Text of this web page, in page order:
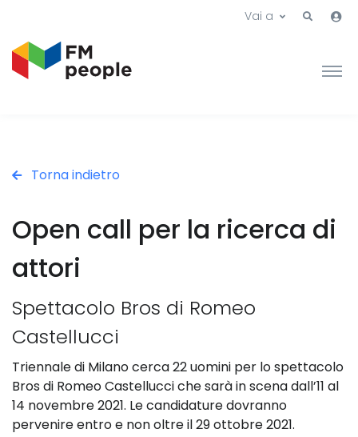
Vai a
Torna indietro
Open call per la ricerca di
attori
Spettacolo Bros di Romeo
Castellucci
Triennale di Milano cerca 22 uomini per lo spettacolo
Bros di Romeo Castellucci che sarà in scena dall’11 al
14 novembre 2021. Le candidature dovranno
pervenire entro e non oltre il 29 ottobre 2021.